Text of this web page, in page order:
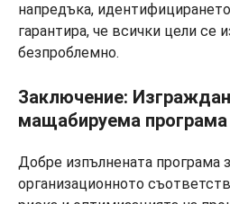
напредъка,
гарантира, че всички цели се
безпроблемно.
Заключение:
мащабируема програма
Добре изпълнената програма
организационното